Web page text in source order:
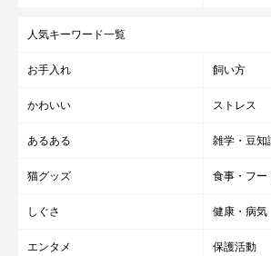
人気キーワード一覧
お手入れ 飼い方
かわいい ストレス
あるある 雑学・豆知
猫グッズ 食事・フー
しぐさ 健康・病気
エンタメ 保護活動